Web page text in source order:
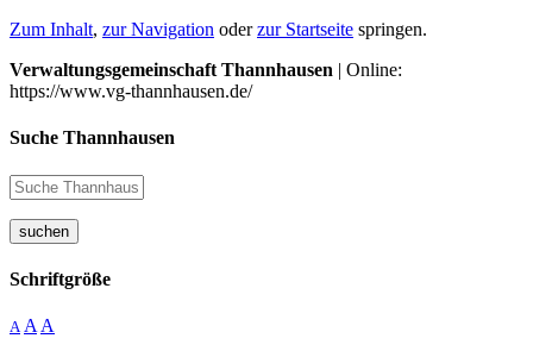
Zum Inhalt, zur Navigation oderzur Startseite springen.
Verwaltungsgemeinschaft Thannhausen | Online:
https://www.vg-thannhausen.de/
Suche Thannhausen
suchen
Schriftgröße
A A A